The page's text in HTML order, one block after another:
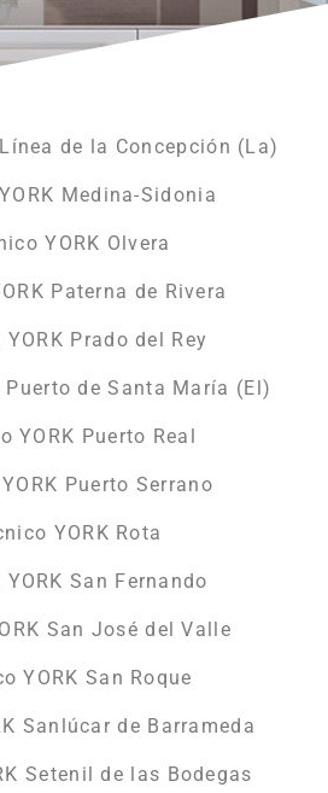
de la Concepción (La)
Medina-Sidonia
YORK Olvera
Paterna de Rivera
Prado del Rey
Puerto de Santa María (El)
YORK Puerto Real
Puerto Serrano
YORK Rota
San Fernando
San José del Valle
YORK San Roque
Sanlúcar de Barrameda
Setenil de las Bodegas